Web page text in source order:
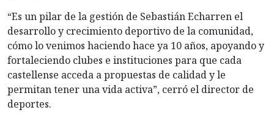
“Es un pilar de la gestión de Sebastián Echarren el
desarrollo y crecimiento deportivo de la comunidad,
cómo lo venimos haciendo hace ya 10 años, apoyando y
fortaleciendo clubes e instituciones para que cada
castellense acceda a propuestas de calidad y le
permitan tener una vida activa”, cerró el director de
deportes.